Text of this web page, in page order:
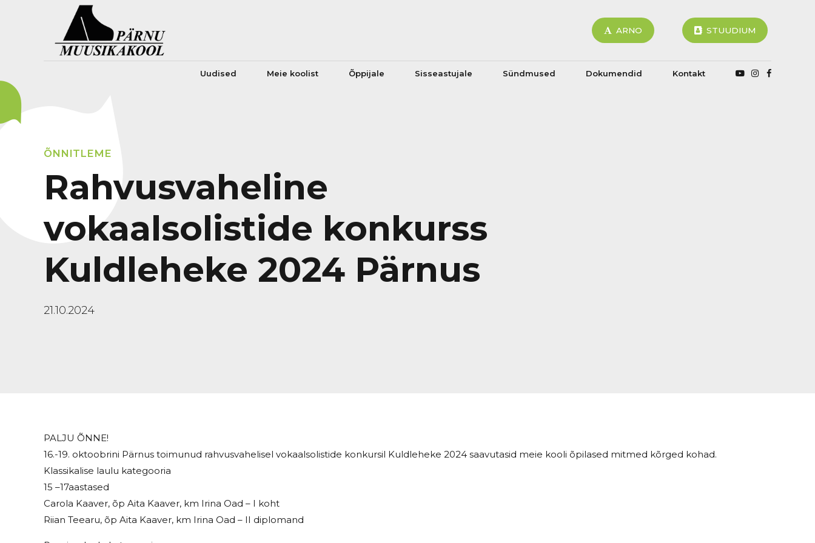
ARNO STUUDIUM
Uudised Meie koolist Õppijale Sisseastujale Sündmused Dokumendid Kontakt
ÕNNITLEME
Rahvusvaheline
vokaalsolistide konkurss
Kuldleheke 2024 Pärnus
21.10.2024
PALJU ÕNNE!
16.-19. oktoobrini Pärnus toimunud rahvusvahelisel vokaalsolistide konkursil Kuldleheke 2024 saavutasid meie kooli õpilased mitmed kõrged kohad.
Klassikalise laulu kategooria
15 –17aastased
Carola Kaaver, õp Aita Kaaver, km Irina Oad – I koht
Riian Teearu, õp Aita Kaaver, km Irina Oad – II diplomand